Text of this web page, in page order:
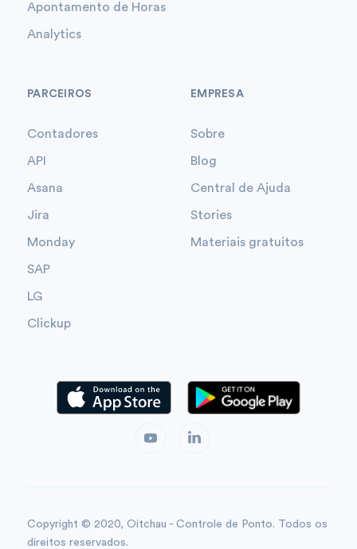
Apontamento de Horas
Analytics
PARCEIROS
Contadores
API
Asana
Jira
Monday
SAP
LG
Clickup
EMPRESA
Sobre
Blog
Central de Ajuda
Stories
Materiais gratuitos
Copyright © 2020, Oitchau - Controle de Ponto. Todos os
direitos reservados.